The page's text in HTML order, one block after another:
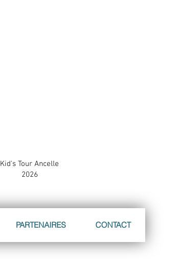
Kid's Tour Ancelle
2026
PARTENAIRES CONTACT